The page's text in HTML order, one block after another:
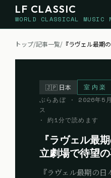
LF CLASSIC
WORLD CLASSICAL MUSIC
トップ/記事一覧/ 『ラヴェル最期
🇯🇵 日本
室内楽
ぶらあぼ
· 2026年5
ス
· 約1分で読めます
『ラヴェル最
立劇場で待望の
『ラヴェル最期の